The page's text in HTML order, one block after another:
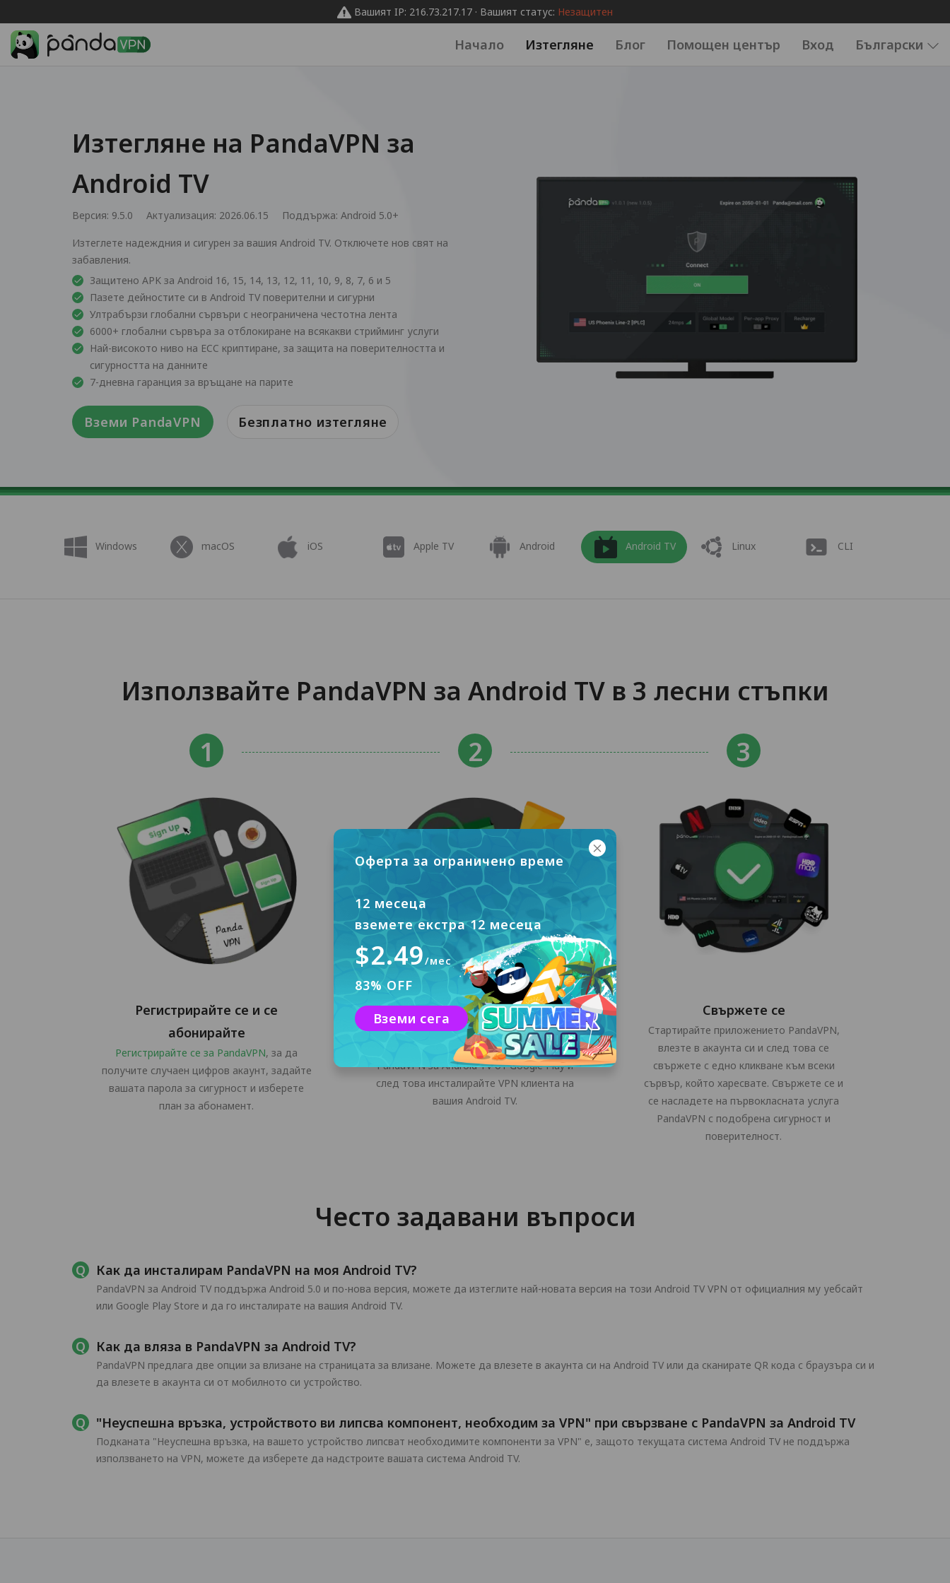
Вашият IP: 216.73.217.17 · Вашият статус: Незащитен
Начало Изтегляне Блог Помощен център Вход Български
Изтегляне на PandaVPN за
Android TV
Версия: 9.5.0 Актуализация: 2026.06.15 Поддържа: Android 5.0+
Изтеглете надеждния и сигурен за вашия Android TV. Отключете нов свят на
забавления.
Защитено APK за Android 16, 15, 14, 13, 12, 11, 10, 9, 8, 7, 6 и 5
Пазете дейностите си в Android TV поверителни и сигурни
Ултрабързи глобални сървъри с неограничена честотна лента
6000+ глобални сървъра за отблокиране на всякакви стрийминг услуги
Най-високото ниво на ECC криптиране, за защита на поверителността и
сигурността на данните
7-дневна гаранция за връщане на парите
Вземи PandaVPN Безплатно изтегляне
Windows macOS iOS Apple TV Android Android TV Linux CLI
Използвайте PandaVPN за Android TV в 3 лесни стъпки
Регистрирайте се и се
абонирайте
Регистрирайте се за PandaVPN, за да
получите случаен цифров акаунт, задайте
вашата парола за сигурност и изберете
план за абонамент.
Изтеглете и инсталирайте
Кликнете върху бутона "Безплатно
изтегляне" или изтеглете инсталатора на
PandaVPN за Android TV от Google Play и
след това инсталирайте VPN клиента на
вашия Android TV.
Свържете се
Стартирайте приложението PandaVPN,
влезте в акаунта си и след това се
свържете с едно кликване към всеки
сървър, който харесвате. Свържете се и
се насладете на първокласната услуга
PandaVPN с подобрена сигурност и
поверителност.
Често задавани въпроси
Как да инсталирам PandaVPN на моя Android TV?
PandaVPN за Android TV поддържа Android 5.0 и по-нова версия, можете да изтеглите най-новата версия на този Android TV VPN от официалния му уебсайт
или Google Play Store и да го инсталирате на вашия Android TV.
Как да вляза в PandaVPN за Android TV?
PandaVPN предлага две опции за влизане на страницата за влизане. Можете да влезете в акаунта си на Android TV или да сканирате QR кода с браузъра си и
да влезете в акаунта си от мобилното си устройство.
"Неуспешна връзка, устройството ви липсва компонент, необходим за VPN" при свързване с PandaVPN за Android TV
Подканата "Неуспешна връзка, на вашето устройство липсват необходимите компоненти за VPN" е, защото текущата система Android TV не поддържа
използването на VPN, можете да изберете да надстроите вашата система Android TV.
Оферта за ограничено време
12 месеца
вземете екстра 12 месеца
$2.49/мес
83% OFF
Вземи сега